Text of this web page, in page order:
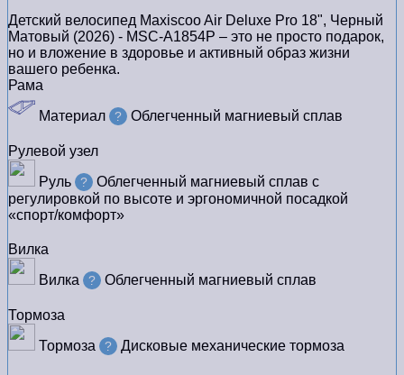
Детский велосипед Maxiscoo Air Deluxe Pro 18", Черный
Матовый (2026) - MSC-A1854P – это не просто подарок,
но и вложение в здоровье и активный образ жизни
вашего ребенка.
Рама
Материал
? Облегченный магниевый сплав
Рулевой узел
Руль
?
Облегченный магниевый сплав с
регулировкой по высоте и эргономичной посадкой
«спорт/комфорт»
Вилка
Вилка
? Облегченный магниевый сплав
Тормоза
Тормоза
? Дисковые механические тормоза